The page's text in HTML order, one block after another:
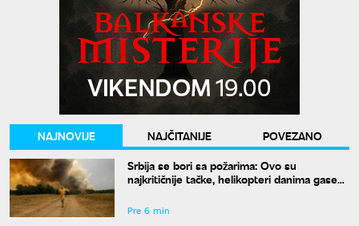
NAJNOVIJE NAJČITANIJE
POVEZANO
Srbija se bori sa požarima: Ovo su
najkritičnije tačke, helikopteri danima gase
Pre 6 min